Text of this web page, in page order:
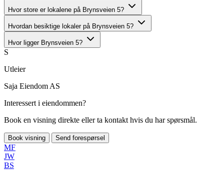
Hvor store er lokalene på Brynsveien 5?
Hvordan besiktige lokaler på Brynsveien 5?
Hvor ligger Brynsveien 5?
S
Utleier
Saja Eiendom AS
Interessert i eiendommen?
Book en visning direkte eller ta kontakt hvis du har spørsmål.
Book visning Send forespørsel
MF
JW
BS